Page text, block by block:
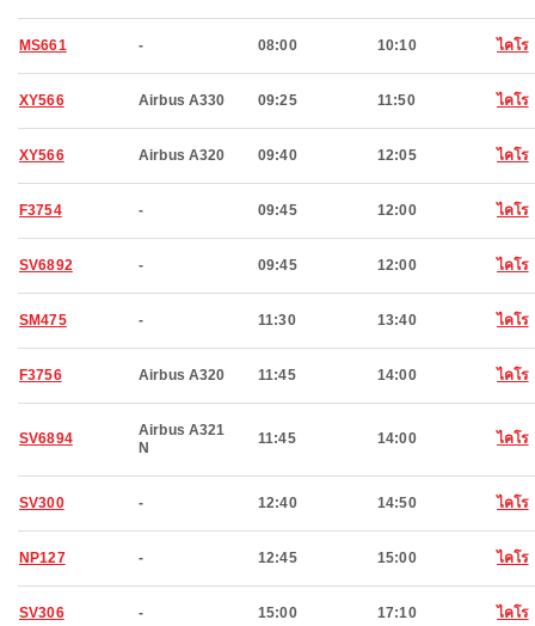
MS661 - 08:00 10:10 ไคโร
XY566 Airbus A330 09:25 11:50 ไคโร
XY566 Airbus A320 09:40 12:05 ไคโร
F3754 - 09:45 12:00 ไคโร
SV6892 - 09:45 12:00 ไคโร
SM475 - 11:30 13:40 ไคโร
F3756 Airbus A320 11:45 14:00 ไคโร
SV6894
Airbus A321
N
11:45 14:00 ไคโร
SV300 - 12:40 14:50 ไคโร
NP127 - 12:45 15:00 ไคโร
SV306 - 15:00 17:10 ไคโร